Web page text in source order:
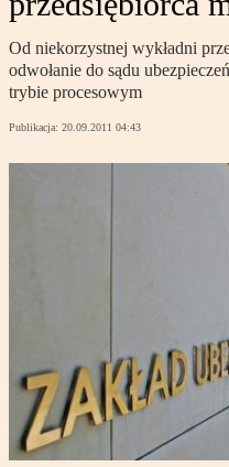
Od niekorzystnej wykładni
odwołanie do sądu
trybie procesowym
Publikacja: 20.09.2011 04:43